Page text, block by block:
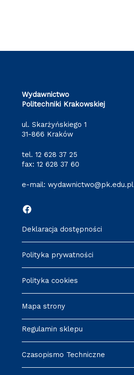
Wydawnictwo
Politechniki Krakowskiej
ul. Skarżyńskiego 1
31-866 Kraków
tel. 12 628 37 25
fax: 12 628 37 60
e-mail: wydawnictwo@pk.edu.pl
Deklaracja dostępności
Polityka prywatności
Polityka cookies
Mapa strony
Regulamin sklepu
Czasopismo Techniczne